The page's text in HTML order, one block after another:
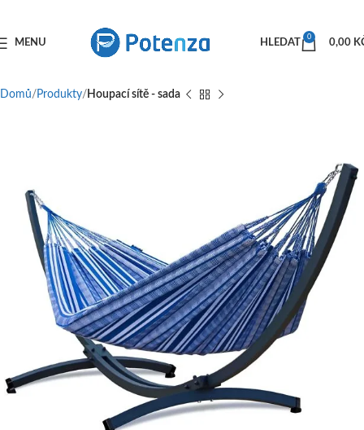
MENU HLEDAT
0
0,00
Domů Produkty Houpací sítě - sada